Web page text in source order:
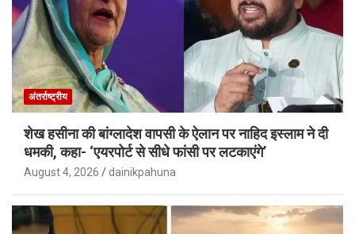
अंतर्राष्ट्रीय
शेख हसीना की बांग्लादेश वापसी के ऐलान पर नाहिद इस्लाम ने दी
धमकी, कहा- ‘एयरपोर्ट से सीधे फांसी पर लटकाएंगे’
August 4, 2026 dainikpahuna